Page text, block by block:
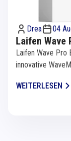
Drea 04
Laifen
Laifen Wave
innovative
WEITERLESEN